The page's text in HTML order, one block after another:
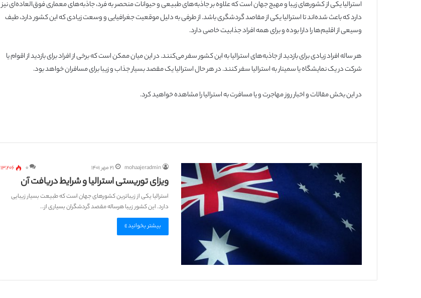
استرالیا یکی از کشورهای زیبا و مهیج جهان است که علاوه بر جاذبه‌های طبیعی و حیوانات منحصر به فرد، جاذبه‌های معماری فوق‌العاده‌ای نیز
دارد که باعث شده‌اند تا استرالیا یکی از مقاصد گردشگری باشد. از طرفی به دلیل موقعیت جغرافیایی و وسعت زیادی که این کشور دارد، طیف
وسیعی از اقلیم‌ها را دارا بوده و برای همه افراد جذابیت خاصی دارد.
هر ساله افراد زیادی برای بازدید از جاذبه‌های استرالیا به این کشور سفر می‌کنند. در این میان ممکن است که برخی از افراد برای بازدید از اقوام یا
شرکت در یک نمایشگاه یا سمینار به استرالیا سفر کنند. در هر حال استرالیا یک مقصد بسیار جذاب و زیبا برای مسافران خواهد بود.
در این بخش مقالات و اخبار روز مهاجرت و یا مسافرت به استرالیا را مشاهده خواهید کرد.
mohaajeradmin ۲۱ مهر ۱۴۰۱ ۰ ۱۳,۲۰۶
ویزای توریستی استرالیا و شرایط دریافت آن
استرالیا یکی از زیباترین کشورهای جهان است که طبیعت بسیار زیبایی
دارد. این کشور زیبا هرساله مقصد گردشگران بسیاری از…
بیشتر بخوانید »